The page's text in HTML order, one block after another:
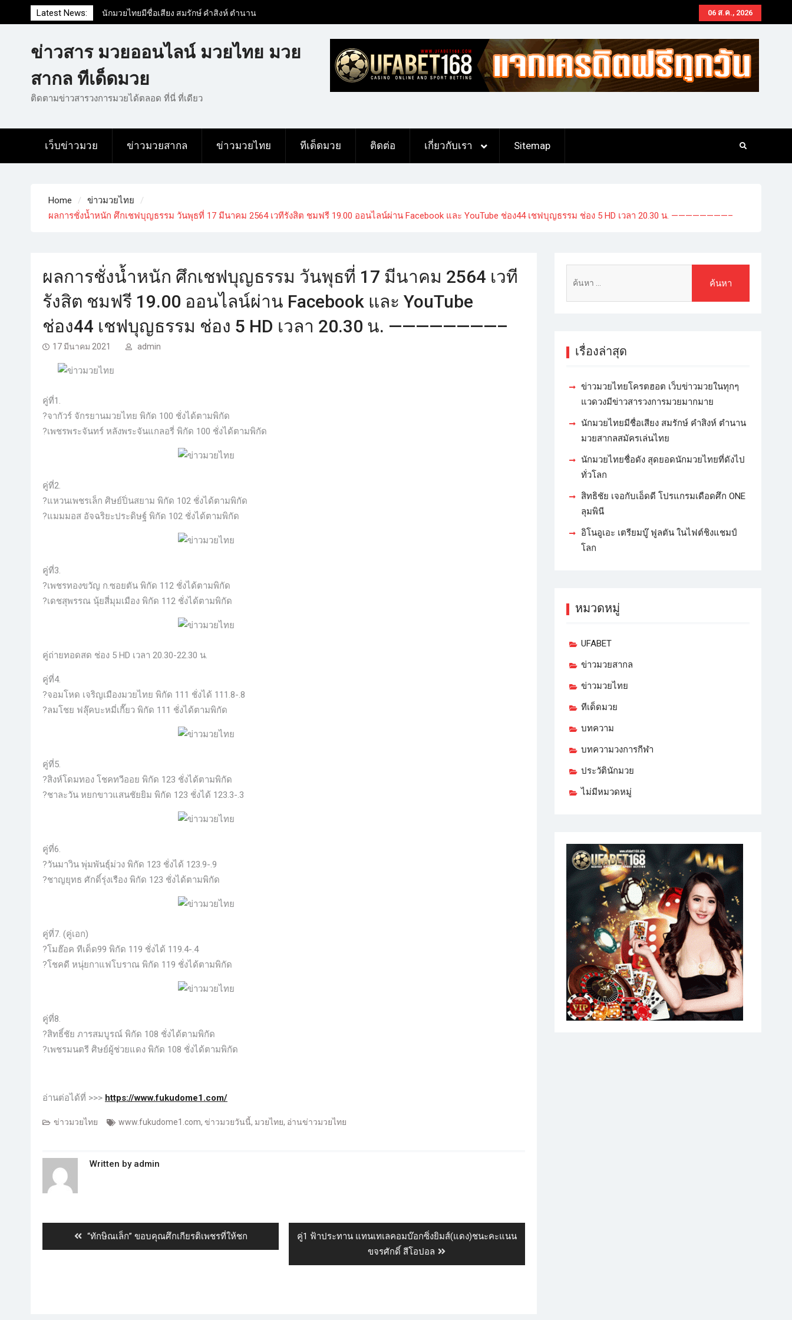
06 ส.ค., 2026
Latest News:
นักมวยไทยมีชื่อเสียง สมรักษ์ คำสิงห์ ตำนาน
มวยสากลสมัครเล่นไทย
นักมวยไทยชื่อดัง สุดยอดนักมวยไทยที่ดังไป
ทั่วโลก
ข่าวมวยไทยโครตฮอต เว็บข่าวมวยในทุกๆ
แวดวงมีข่าวสารวงการมวยมากมาย
ข่าวสาร มวยออนไลน์ มวยไทย มวย
สากล ทีเด็ดมวย
ติดตามข่าวสารวงการมวยได้ตลอด ที่นี่ ที่เดียว
เว็บข่าวมวย ข่าวมวยสากล ข่าวมวยไทย ทีเด็ดมวย ติดต่อ เกี่ยวกับเรา Sitemap
Home
ข่าวมวยไทย
ผลการชั่งน้ำหนัก ศึกเชฟบุญธรรม วันพุธที่ 17 มีนาคม 2564 เวทีรังสิต ชมฟรี 19.00 ออนไลน์ผ่าน Facebook และ YouTube ช่อง44 เชฟบุญธรรม ช่อง 5 HD เวลา 20.30 น. ————————–
ผลการชั่งน้ำหนัก ศึกเชฟบุญธรรม วันพุธที่ 17 มีนาคม 2564 เวที
รังสิต ชมฟรี 19.00 ออนไลน์ผ่าน Facebook และ YouTube
ช่อง44 เชฟบุญธรรม ช่อง 5 HD เวลา 20.30 น. ————————–
17 มีนาคม 2021 admin
คู่ที่1.
?จากัวร์ จักรยานมวยไทย พิกัด 100 ชั่งได้ตามพิกัด
?เพชรพระจันทร์ หลังพระจันแกลอรี่ พิกัด 100 ชั่งได้ตามพิกัด
คู่ที่2.
?แหวนเพชรเล็ก ศิษย์ปิ่นสยาม พิกัด 102 ชั่งได้ตามพิกัด
?แมมมอส อัจฉริยะประดิษฐ์ พิกัด 102 ชั่งได้ตามพิกัด
คู่ที่3.
?เพชรทองขวัญ ก.ซอยตัน พิกัด 112 ชั่งได้ตามพิกัด
?เดชสุพรรณ นุ้ยสี่มุมเมือง พิกัด 112 ชั่งได้ตามพิกัด
คู่ถ่ายทอดสด ช่อง 5 HD เวลา 20.30-22.30 น.
คู่ที่4.
?จอมโหด เจริญเมืองมวยไทย พิกัด 111 ชั่งได้ 111.8-.8
?ลมโชย ฟลุ๊คบะหมี่เกี๊ยว พิกัด 111 ชั่งได้ตามพิกัด
คู่ที่5.
?สิงห์โดมทอง โชคทวีออย พิกัด 123 ชั่งได้ตามพิกัด
?ชาละวัน หยกขาวแสนชัยยิม พิกัด 123 ชั่งได้ 123.3-.3
คู่ที่6.
?วันมาวิน พุ่มพันธุ์ม่วง พิกัด 123 ชั่งได้ 123.9-.9
?ชาญยุทธ ศักดิ์รุ่งเรือง พิกัด 123 ชั่งได้ตามพิกัด
คู่ที่7. (คู่เอก)
?โมฮ๊อค ทีเด็ด99 พิกัด 119 ชั่งได้ 119.4-.4
?โชคดี หนุ่ยกาแฟโบราณ พิกัด 119 ชั่งได้ตามพิกัด
คู่ที่8.
?สิทธิ์ชัย ภารสมบูรณ์ พิกัด 108 ชั่งได้ตามพิกัด
?เพชรมนตรี ศิษย์ผู้ช่วยแดง พิกัด 108 ชั่งได้ตามพิกัด
อ่านต่อได้ที่ >>> https://www.fukudome1.com/
ข่าวมวยไทย www.fukudome1.com, ข่าวมวยวันนี้, มวยไทย, อ่านข่าวมวยไทย
Written by admin
“ทักษิณเล็ก” ขอบคุณ​ศึกเกียรติเพชรที่​ให้ชก
คู่1 ฟ้าประทาน​ แทน​เท​เลคอม​บ๊อกซิ่ง​ย​ิ​มส์​(แดง)​ชนะ​คะแนน​
ขจรศักดิ์​ สี​โอปอล​
เรื่องล่าสุด
ข่าวมวยไทยโครตฮอต เว็บข่าวมวยในทุกๆ
แวดวงมีข่าวสารวงการมวยมากมาย
นักมวยไทยมีชื่อเสียง สมรักษ์ คำสิงห์ ตำนาน
มวยสากลสมัครเล่นไทย
นักมวยไทยชื่อดัง สุดยอดนักมวยไทยที่ดังไป
ทั่วโลก
สิทธิชัย เจอกับเอ็ดดี โปรแกรมเดือดศึก ONE
ลุมพินี
อิโนอูเอะ เตรียมบู๊ ฟูลตัน ในไฟต์ชิงแชมป์
โลก
หมวดหมู่
UFABET
ข่าวมวยสากล
ข่าวมวยไทย
ทีเด็ดมวย
บทความ
บทความวงการกีฬา
ประวัตินักมวย
ไม่มีหมวดหมู่